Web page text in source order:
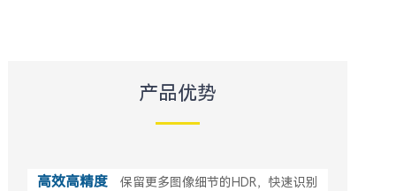
产品优势
高效高精度
保留更多图像细节的HDR，快速识别